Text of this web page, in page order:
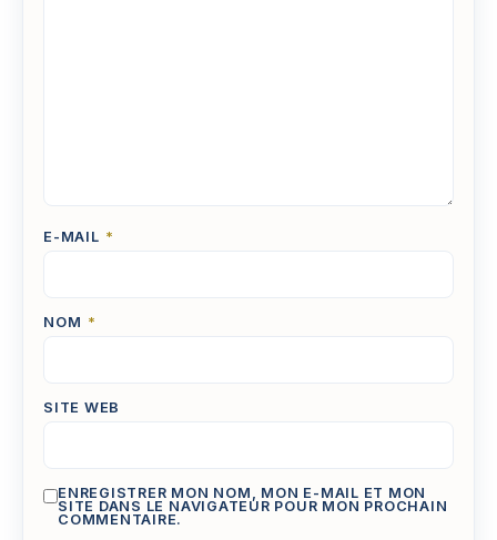
E-MAIL *
NOM *
SITE WEB
ENREGISTRER MON NOM, MON E-MAIL ET MON
SITE DANS LE NAVIGATEUR POUR MON PROCHAIN
COMMENTAIRE.